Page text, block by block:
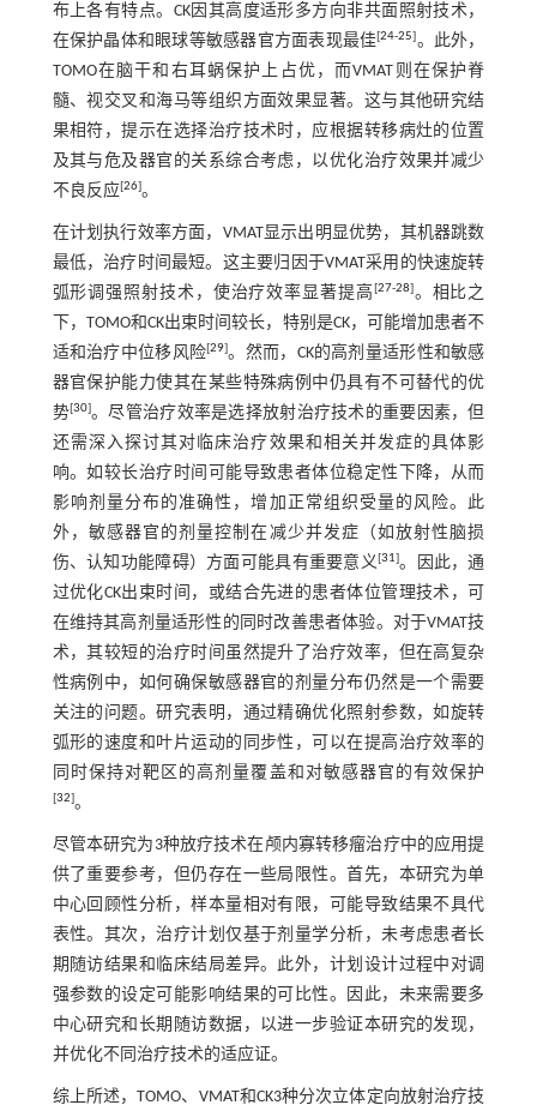
布上各有特点。CK因其高度适形多方向非共面照射技术，
在保护晶体和眼球等敏感器官方面表现最佳[24-25]。此外，
TOMO在脑干和右耳蜗保护上占优，而VMAT则在保护脊
髓、视交叉和海马等组织方面效果显著。这与其他研究结
果相符，提示在选择治疗技术时，应根据转移病灶的位置
及其与危及器官的关系综合考虑，以优化治疗效果并减少
不良反应[26]。
在计划执行效率方面，VMAT显示出明显优势，其机器跳数
最低，治疗时间最短。这主要归因于VMAT采用的快速旋转
弧形调强照射技术，使治疗效率显著提高 [27-28]。相比之
下，TOMO和CK出束时间较长，特别是CK，可能增加患者不
适和治疗中位移风险[29]。然而，CK的高剂量适形性和敏感
器官保护能力使其在某些特殊病例中仍具有不可替代的优
势[30]。尽管治疗效率是选择放射治疗技术的重要因素，但
还需深入探讨其对临床治疗效果和相关并发症的具体影
响。如较长治疗时间可能导致患者体位稳定性下降，从而
影响剂量分布的准确性，增加正常组织受量的风险。此
外，敏感器官的剂量控制在减少并发症（如放射性脑损
伤、认知功能障碍）方面可能具有重要意义[31]。因此，通
过优化CK出束时间，或结合先进的患者体位管理技术，可
在维持其高剂量适形性的同时改善患者体验。对于VMAT技
术，其较短的治疗时间虽然提升了治疗效率，但在高复杂
性病例中，如何确保敏感器官的剂量分布仍然是一个需要
关注的问题。研究表明，通过精确优化照射参数，如旋转
弧形的速度和叶片运动的同步性，可以在提高治疗效率的
同时保持对靶区的高剂量覆盖和对敏感器官的有效保护
[32]。
尽管本研究为3种放疗技术在颅内寡转移瘤治疗中的应用提
供了重要参考，但仍存在一些局限性。首先，本研究为单
中心回顾性分析，样本量相对有限，可能导致结果不具代
表性。其次，治疗计划仅基于剂量学分析，未考虑患者长
期随访结果和临床结局差异。此外，计划设计过程中对调
强参数的设定可能影响结果的可比性。因此，未来需要多
中心研究和长期随访数据，以进一步验证本研究的发现，
并优化不同治疗技术的适应证。
综上所述，TOMO、VMAT和CK3种分次立体定向放射治疗技